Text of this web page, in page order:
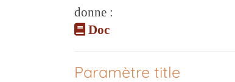
donne :
Doc
Paramètre title